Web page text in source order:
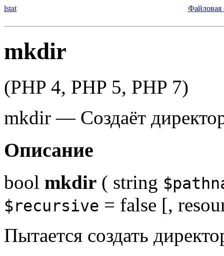
lstat Файловая
mkdir
(PHP 4, PHP 5, PHP 7)
mkdir — Создаёт
Описание
bool mkdir ( string
$recursive = false [,
Пытается создать